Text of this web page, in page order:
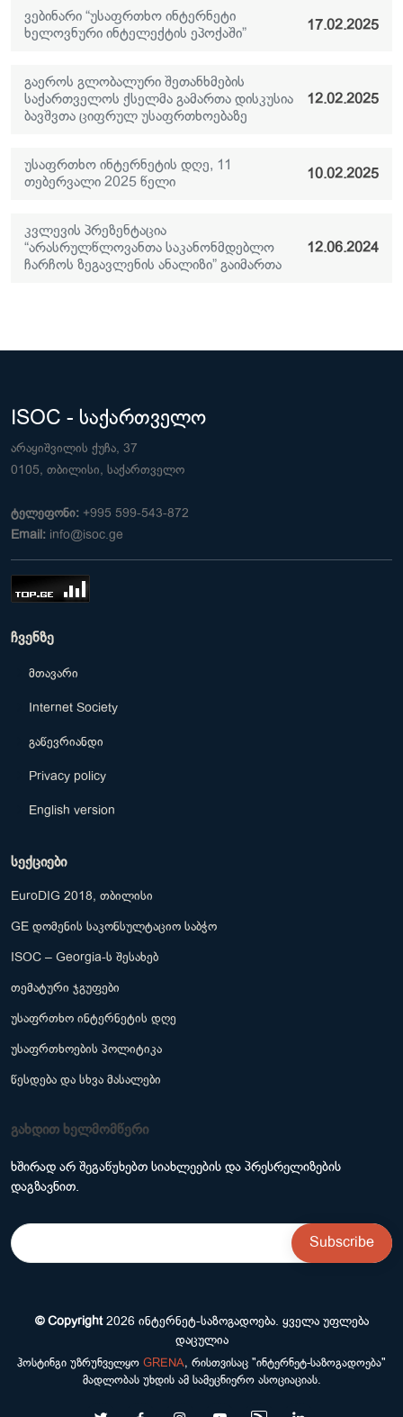
ვებინარი “უსაფრთხო ინტერნეტი
ხელოვნური ინტელექტის ეპოქაში”
17.02.2025
გაეროს გლობალური შეთანხმების
საქართველოს ქსელმა გამართა დისკუსია
ბავშვთა ციფრულ უსაფრთხოებაზე
12.02.2025
უსაფრთხო ინტერნეტის დღე, 11
თებერვალი 2025 წელი
10.02.2025
კვლევის პრეზენტაცია
“არასრულწლოვანთა საკანონმდებლო
ჩარჩოს ზეგავლენის ანალიზი” გაიმართა
12.06.2024
ISOC - საქართველო
არაყიშვილის ქუჩა, 37
0105, თბილისი, საქართველო
ტელეფონი: +995 599-543-872
Email: info@isoc.ge
ჩვენზე
მთავარი
Internet Society
გაწევრიანდი
Privacy policy
English version
სექციები
EuroDIG 2018, თბილისი
GE დომენის საკონსულტაციო საბჭო
ISOC – Georgia-ს შესახებ
თემატური ჯგუფები
უსაფრთხო ინტერნეტის დღე
უსაფრთხოების პოლიტიკა
წესდება და სხვა მასალები
გახდით ხელმომწერი
ხშირად არ შეგაწუხებთ სიახლეების და პრესრელიზების
დაგზავნით.
© Copyright2026 ინტერნეტ-საზოგადოება. ყველა უფლება
დაცულია
ჰოსტინგი უზრუნველყო GRENA, რისთვისაც "ინტერნეტ-საზოგადოება"
მადლობას უხდის ამ სამეცნიერო ასოციაციას.